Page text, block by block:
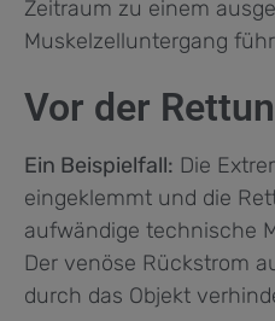
Zeitraum zu einem
Muskelzelluntergang
Vor der
Ein Beispielfall: Die
eingeklemmt und die
aufwändige technische
Der venöse Rückstrom
durch das Objekt